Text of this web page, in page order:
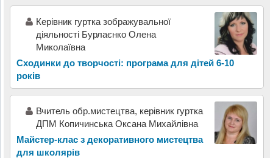
Керівник гуртка зображувальної
діяльності Бурлаєнко Олена
Миколаївна
Сходинки до творчості: програма для дітей 6-10
років
Вчитель обр.мистецтва, керівник гуртка
ДПМ Копичинська Оксана Михайлівна
Майстер-клас з декоративного мистецтва
для школярів